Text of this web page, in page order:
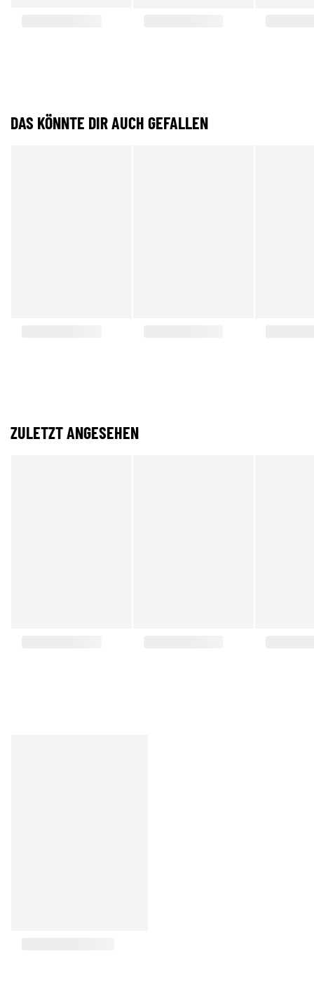
DAS KÖNNTE DIR AUCH GEFALLEN
ZULETZT ANGESEHEN